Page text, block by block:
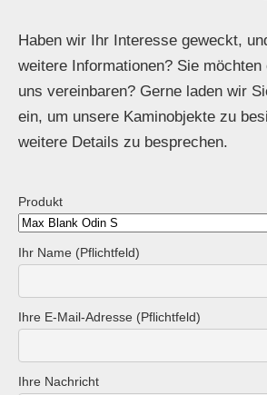
Haben wir Ihr Interesse geweckt,
weitere Informationen? Sie möchten
uns vereinbaren? Gerne laden wir
ein, um unsere Kaminobjekte zu
weitere Details zu besprechen.
Produkt
Ihr Name (Pflichtfeld)
Ihre E-Mail-Adresse (Pflichtfeld)
Ihre Nachricht